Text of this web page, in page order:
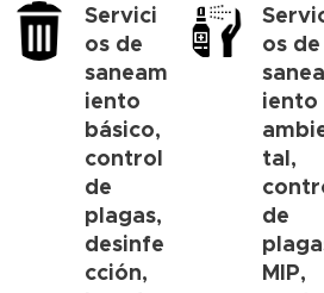
Servici
os de
saneam
iento
básico,
control
de
plagas,
desinfe
cción,
os de
iento
tal,
de
MIP,